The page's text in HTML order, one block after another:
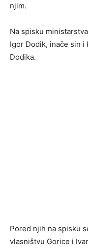
njim.
Na spisku
Igor Dodik, inače sin i
Dodika.
Pored njih na spisku
vlasništvu Gorice i